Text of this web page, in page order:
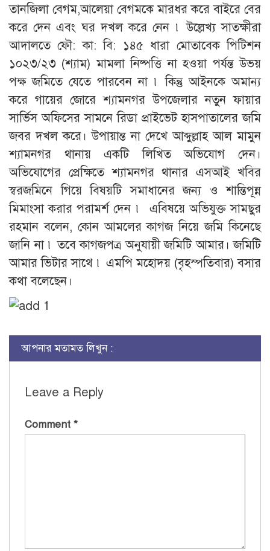
তানজিলা বেগম,আলেয়া বেগমকে মারধর করে বাইরে বের
করে দেন এবং ঘর দখল করে নেন ৷ উল্লেখ্য সাতক্ষীরা
আদালতে ফৌ: কা: বি: ১৪৫ ধারা মোতাবেক পিটিশন
১০২৩/২৩ (শ্যাম) মামলা নিষ্পত্তি না হওয়া পর্যন্ত উভয়
পক্ষ জমিতে যেতে পারবেন না ৷ কিন্তু আইনকে অমান্য
করে গায়ের জোরে শ্যামনগর উপজেলার নতুন ফায়ার
সার্ভিস অফিসের সামনে রিডা প্রাইভেট হাসপাতালের জমি
জবর দখল করে। উপায়ান্ত না দেখে আব্দুল্লাহ আল মামুন
শ্যামনগর থানায় একটি লিখিত অভিযোগ দেন।
অভিযোগের প্রেক্ষিতে শ্যামনগর থানার এসআই খবির
স্বরজমিনে গিয়ে বিষয়টি সমাধানের জন্য ও শান্তিপূন্ন
মিমাংসা করার পরামর্শ দেন ৷ এবিষয়ে অভিযুক্ত সামছুর
রহমান বলেন, কোন আমলের কাগজ নিয়ে জমি কিনেছে
জানি না ৷ তবে কাগজপত্র অনুযায়ী জমিটি আমার। জমিটি
আমার ভিটার সাথে ৷ এমপি মহোদয় (বৃহস্পতিবার) বসার
কথা বলেছেন।
আপনার মতামত লিখুন :
Leave a Reply
Comment *